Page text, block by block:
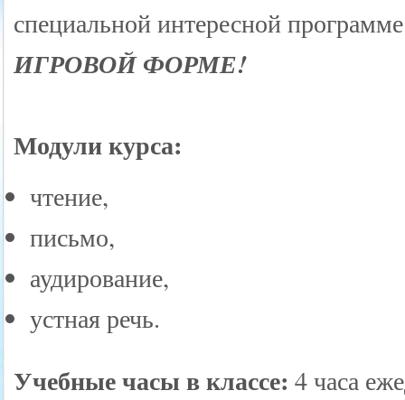
специальной интересной
ИГРОВОЙ ФОРМЕ!
Модули курса:
чтение,
письмо,
аудирование,
устная речь.
Учебные часы в классе: 4 часа